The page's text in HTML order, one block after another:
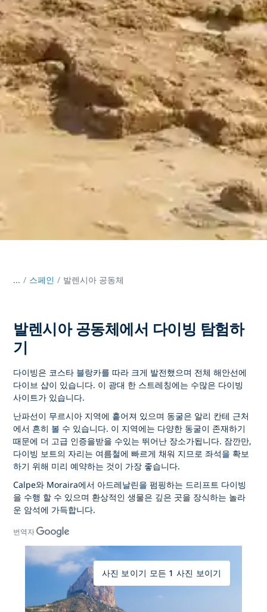
... / 스페인 발렌시아 공동체
발렌시아 공동체에서 다이빙 탐험하
기
다이빙은 코스타 블랑카를 따라 크게 발전했으며 전체 해안선에
다이브 샵이 있습니다. 이 광대 한 스트레칭에는 수많은 다이빙
사이트가 있습니다.
난파선이 무르시아 지역에 흩어져 있으며 동굴은 알리 칸테 근처
에서 흔히 볼 수 있습니다. 이 지역에는 다양한 동굴이 존재하기
때문에 더 고급 인증을받을 수있는 뛰어난 장소가됩니다. 잠깐만,
다이빙 보트의 자리는 여름철에 빠르게 채워 지므로 좌석을 확보
하기 위해 미리 예약하는 것이 가장 좋습니다.
Calpe와 Moraira에서 아드레날린을 펌핑하는 드리프트 다이빙
을 수행 할 수 있으며 환상적인 생물은 깊은 곳을 장식하는 놀라
운 암석에 가득합니다.
번역자
사진 보이기 모든 1 사진 보이기